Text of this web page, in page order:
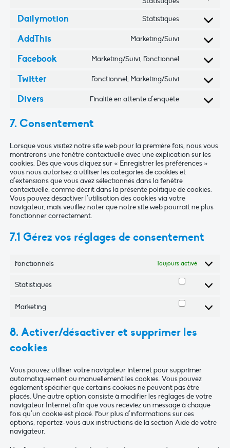
youtube
Dailymotion Statistiques
Consent
dailymotion
AddThis Marketing/Suivi
Consent
addthis
Facebook Marketing/Suivi, Fonctionnel
Consent
facebook
Twitter Fonctionnel, Marketing/Suivi
Consent
Divers Finalité en attente d’enquête
Consent
7. Consentement
Lorsque vous visitez notre site web pour la première fois, nous vous
montrerons une fenêtre contextuelle avec une explication sur les
cookies. Dès que vous cliquez sur « Enregistrer les préférences »
vous nous autorisez à utiliser les catégories de cookies et
d’extensions que vous avez sélectionnés dans la fenêtre
contextuelle, comme décrit dans la présente politique de cookies.
Vous pouvez désactiver l’utilisation des cookies via votre
navigateur, mais veuillez noter que notre site web pourrait ne plus
fonctionner correctement.
7.1 Gérez vos réglages de consentement
Fonctionnels Toujours activé
Statistiques
Statistiques
Marketing
Marketing
8. Activer/désactiver et supprimer les
cookies
Vous pouvez utiliser votre navigateur internet pour supprimer
automatiquement ou manuellement les cookies. Vous pouvez
également spécifier que certains cookies ne peuvent pas être
placés. Une autre option consiste à modifier les réglages de votre
navigateur Internet afin que vous receviez un message à chaque
fois qu’un cookie est placé. Pour plus d’informations sur ces
options, reportez-vous aux instructions de la section Aide de votre
navigateur.